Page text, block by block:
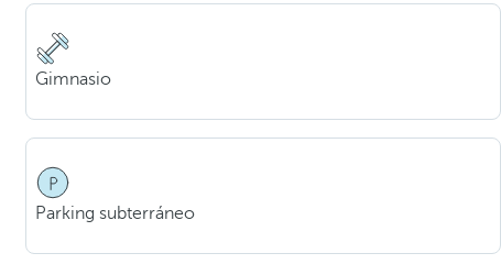
Gimnasio
Parking subterráneo